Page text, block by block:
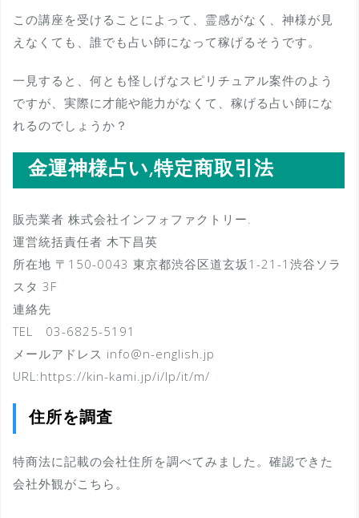
この講座を受けることによって、霊感がなく、神様が見
えなくても、誰でも占い師になって稼げるそうです。
一見すると、何とも怪しげなスピリチュアル案件のよう
ですが、実際に才能や能力がなくて、稼げる占い師にな
れるのでしょうか？
金運神様占い,特定商取引法
販売業者 株式会社インフォファクトリー.
運営統括責任者 木下昌英
所在地 〒150-0043 東京都渋谷区道玄坂1-21-1渋谷ソラ
スタ 3F
連絡先
TEL 03-6825-5191
メールアドレス info@n-english.jp
URL:https://kin-kami.jp/i/lp/it/m/
住所を調査
特商法に記載の会社住所を調べてみました。確認できた
会社外観がこちら。